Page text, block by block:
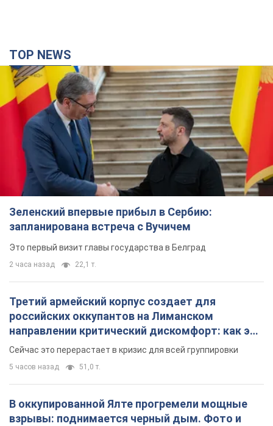
TOP NEWS
Зеленский впервые прибыл в Сербию:
запланирована встреча с Вучичем
Это первый визит главы государства в Белград
2 часа назад 22,1 т.
Третий армейский корпус создает для
российских оккупантов на Лиманском
направлении критический дискомфорт: как это
удалось
Сейчас это перерастает в кризис для всей группировки
5 часов назад 51,0 т.
В оккупированной Ялте прогремели мощные
взрывы: поднимается черный дым. Фото и